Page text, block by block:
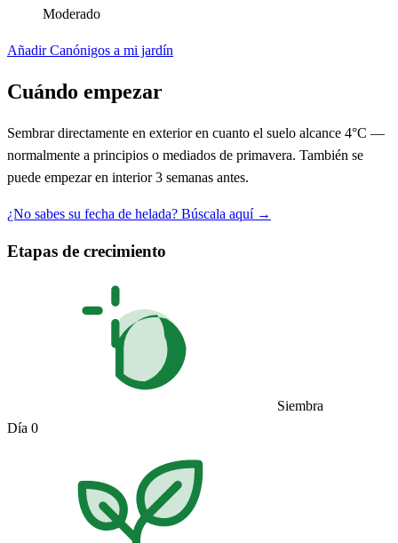
Moderado
Añadir Canónigos a mi jardín
Cuándo empezar
Sembrar directamente en exterior en cuanto el suelo alcance 4°C —
normalmente a principios o mediados de primavera. También se
puede empezar en interior 3 semanas antes.
¿No sabes su fecha de helada? Búscala aquí →
Etapas de crecimiento
Siembra
Día 0